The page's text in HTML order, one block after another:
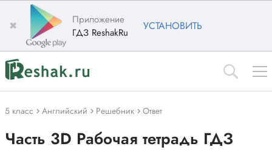
✖
Приложение
ГДЗ ReshakRu
УСТАНОВИТЬ
5 класс Английский Решебник Ответ
Часть 3D Рабочая тетрадь ГДЗ